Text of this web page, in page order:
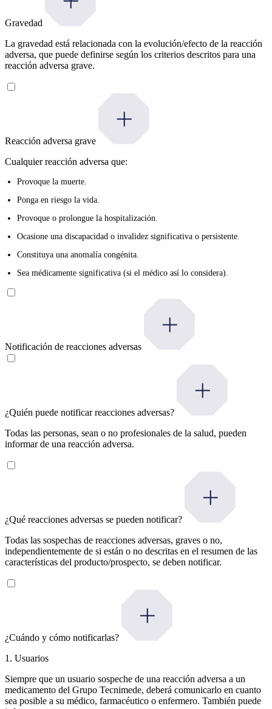
Gravedad
La gravedad está relacionada con la evolución/efecto de la reacción
adversa, que puede definirse según los criterios descritos para una
reacción adversa grave.
Reacción adversa grave
Cualquier reacción adversa que:
Provoque la muerte.
Ponga en riesgo la vida.
Provoque o prolongue la hospitalización.
Ocasione una discapacidad o invalidez significativa o persistente.
Constituya una anomalía congénita.
Sea médicamente significativa (si el médico así lo considera).
Notificación de reacciones adversas
¿Quién puede notificar reacciones adversas?
Todas las personas, sean o no profesionales de la salud, pueden
informar de una reacción adversa.
¿Qué reacciones adversas se pueden notificar?
Todas las sospechas de reacciones adversas, graves o no,
independientemente de si están o no descritas en el resumen de las
características del producto/prospecto, se deben notificar.
¿Cuándo y cómo notificarlas?
1. Usuarios
Siempre que un usuario sospeche de una reacción adversa a un
medicamento del Grupo Tecnimede, deberá comunicarlo en cuanto
sea posible a su médico, farmacéutico o enfermero. También puede